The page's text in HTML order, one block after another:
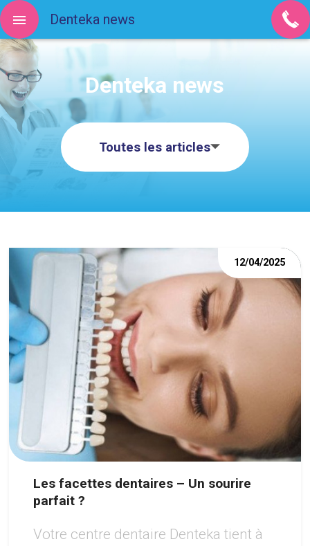
Denteka news
Toutes les articles
Les facettes dentaires – Un sourire
parfait ?
12/04/2025
Votre centre dentaire Denteka tient à
Denteka news